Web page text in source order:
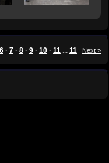
6 · 7 · 8 · 9 · 10 · 11 ... 11 Next »